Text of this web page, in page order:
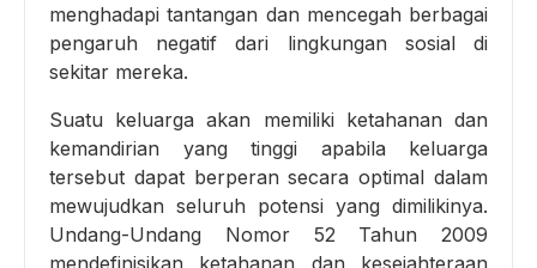
menghadapi tantangan dan mencegah berbagai
pengaruh negatif dari lingkungan sosial di
sekitar mereka.
Suatu keluarga akan memiliki ketahanan dan
kemandirian yang tinggi apabila keluarga
tersebut dapat berperan secara optimal dalam
mewujudkan seluruh potensi yang dimilikinya.
Undang-Undang Nomor 52 Tahun 2009
mendefinisikan ketahanan dan kesejahteraan